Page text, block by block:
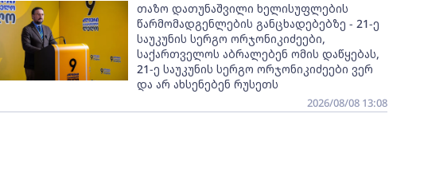
თაზო დათუნაშვილი ხელისუფლების
წარმომადგენლების განცხადებებზე - 21-ე
საუკუნის სერგო ორჯონიკიძეები,
საქართველოს აბრალებენ ომის დაწყებას,
21-ე საუკუნის სერგო ორჯონიკიძეები ვერ
და არ ახსენებენ რუსეთს
2026/08/08 13:08